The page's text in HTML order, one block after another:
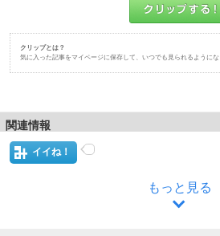
クリップとは？
気に入った記事をマイページに保存して、いつでも見られるようにな
関連情報
イイね！
もっと見る